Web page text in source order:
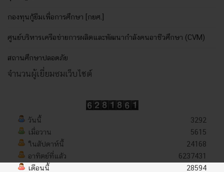
กองทุนกู้ยืมเพื่อการศึกษา [กยศ.]
ศูนย์บริหารเครือข่ายการผลิตและพัฒนากำลังคนอาชีวศึกษา (CVM)
สถานศึกษาปลอดภัย
จำนวนผู้เยี่ยมชมเว็บไซต์
วันนี้
เมื่อวาน
ในสัปดาห์นี้
อาทิตย์ที่แล้ว
เดือนนี้
3292
5615
24168
6237431
28594